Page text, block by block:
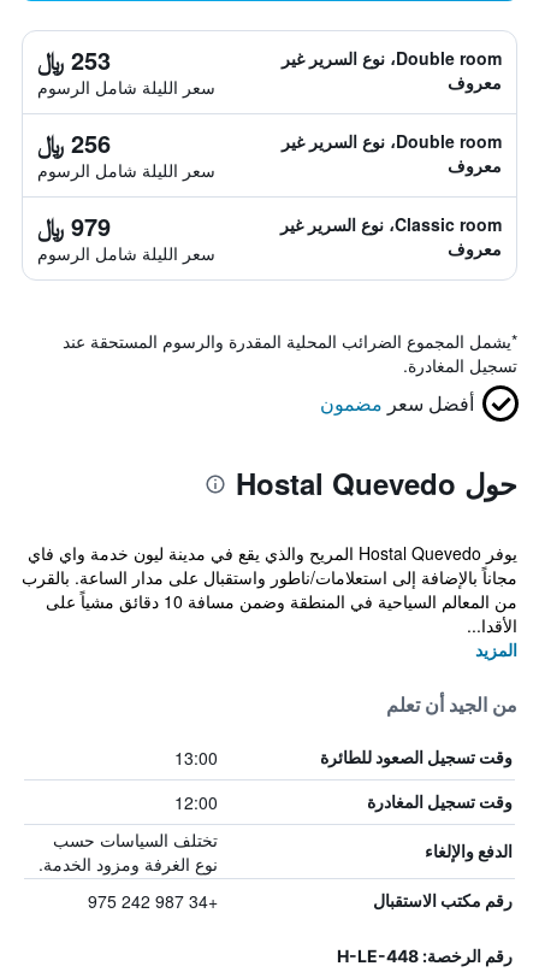
Double room، نوع السرير غير
معروف
253 ﷼
سعر الليلة شامل الرسوم
Double room، نوع السرير غير
معروف
256 ﷼
سعر الليلة شامل الرسوم
Classic room، نوع السرير غير
معروف
979 ﷼
سعر الليلة شامل الرسوم
*يشمل المجموع الضرائب المحلية المقدرة والرسوم المستحقة عند
تسجيل المغادرة.
أفضل سعر مضمون
حول Hostal Quevedo
يوفر Hostal Quevedo المريح والذي يقع في مدينة ليون خدمة واي فاي
مجاناً بالإضافة إلى استعلامات/ناطور واستقبال على مدار الساعة. بالقرب
من المعالم السياحية في المنطقة وضمن مسافة 10 دقائق مشياً على
الأقدا...
المزيد
من الجيد أن تعلم
وقت تسجيل الصعود للطائرة 13:00
وقت تسجيل المغادرة 12:00
الدفع والإلغاء
تختلف السياسات حسب
نوع الغرفة ومزود الخدمة.
رقم مكتب الاستقبال +34 987 242 975
رقم الرخصة: H-LE-448